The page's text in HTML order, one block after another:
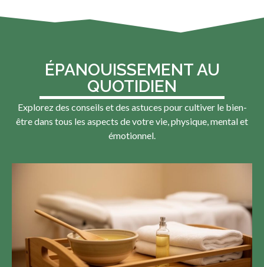
ÉPANOUISSEMENT AU
QUOTIDIEN
Explorez des conseils et des astuces pour cultiver le bien-
être dans tous les aspects de votre vie, physique, mental et
émotionnel.